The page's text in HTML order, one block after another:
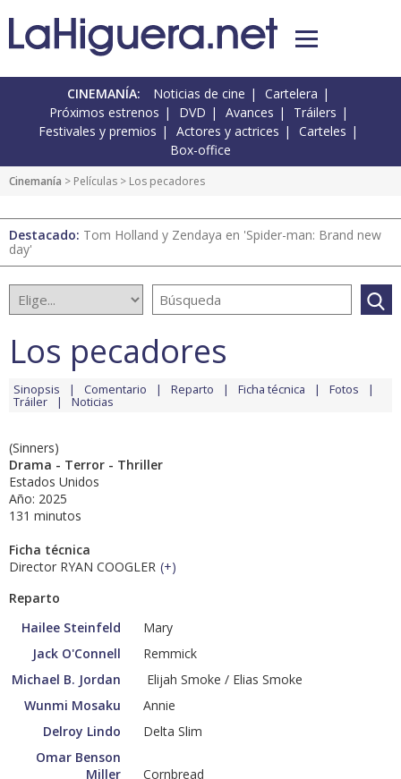
CINEMANÍA: Noticias de cine
Cartelera
Próximos estrenos
DVD Avances
Tráilers
Festivales y premios
Actores y actrices
Carteles
Box-office
Cinemanía > Películas > Los pecadores
Destacado: Tom Holland y Zendaya en 'Spider-man: Brand new
day'
Los pecadores
Sinopsis Comentario Reparto Ficha técnica Fotos
Tráiler Noticias
(Sinners)
Drama - Terror - Thriller
Estados Unidos
Año: 2025
131 minutos
Ficha técnica
Director RYAN COOGLER (+)
Reparto
Hailee Steinfeld
Mary
Jack O'Connell
Remmick
Michael B. Jordan
Elijah Smoke / Elias Smoke
Wunmi Mosaku
Annie
Delroy Lindo
Delta Slim
Omar Benson
Miller
Cornbread